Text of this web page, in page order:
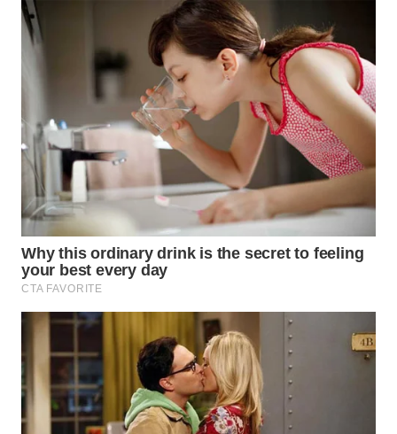
LANGKAT
WN
TANJUNG
LESUNG
WN
KARO
WN
SIMALUNGUN
WN
LABUHANBATU
WN